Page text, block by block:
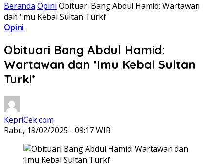
Beranda Opini Obituari Bang Abdul Hamid: Wartawan
dan ‘Imu Kebal Sultan Turki’
Opini
Obituari Bang Abdul Hamid:
Wartawan dan ‘Imu Kebal Sultan
Turki’
KepriCek.com
Rabu, 19/02/2025 - 09:17 WIB